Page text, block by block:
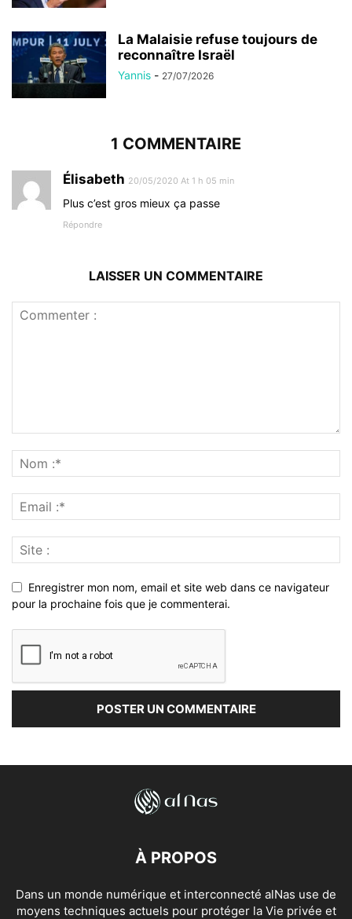
La Malaisie refuse toujours de
reconnaître Israël
Yannis - 27/07/2026
1 COMMENTAIRE
Élisabeth 20/05/2020 At 1 h 05 min
Plus c’est gros mieux ça passe
Répondre
LAISSER UN COMMENTAIRE
Enregistrer mon nom, email et site web dans ce navigateur
pour la prochaine fois que je commenterai.
À PROPOS
Dans un monde numérique et interconnecté alNas use de
moyens techniques actuels pour protéger la Vie privée et